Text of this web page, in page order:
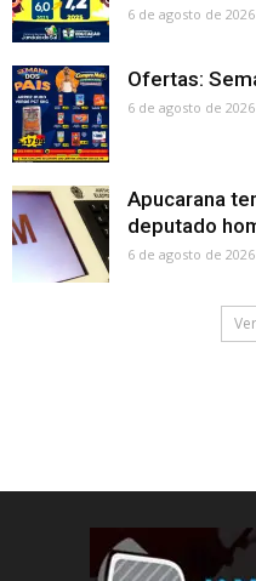
6 de agosto de 2026
Ofertas:
6 de agosto de 2026
Apucarana
deputado
6 de agosto de 2026